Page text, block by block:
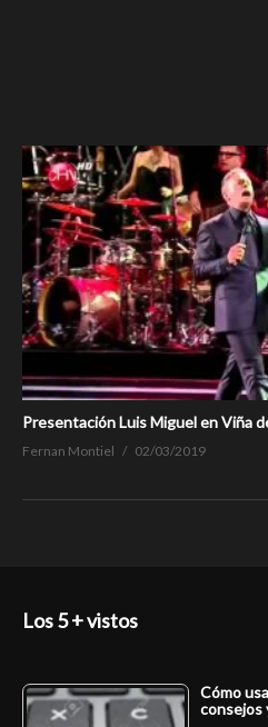
Presentación Luis Miguel en Viña
Fernan Montiel 02/03/2019
Los 5 + vistos
Cómo
consejos